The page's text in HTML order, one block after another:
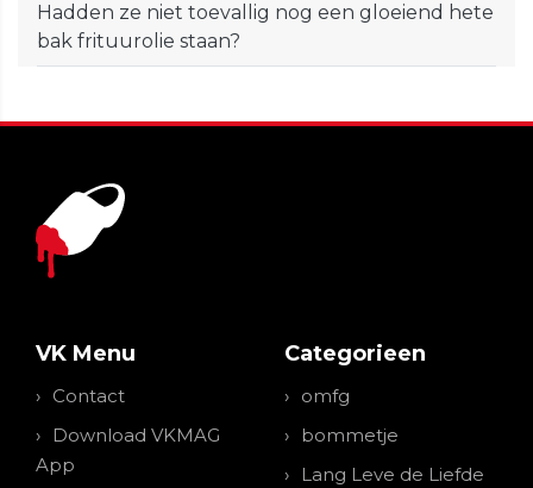
Hadden ze niet toevallig nog een gloeiend hete
bak frituurolie staan?
VK Menu
Contact
Download VKMAG
App
Categorieen
omfg
bommetje
Lang Leve de Liefde